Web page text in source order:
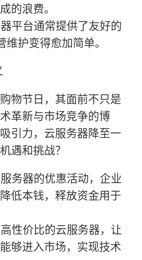
的浪费。
平台通常提供了友好的
护变得愈加简单。
物节日，其面前不只是
革新与市场竞争的博
引力，云服务器降至一
遇和挑战？
务器的优惠活动，企业
低本钱，释放资金用于
性价比的云服务器，让
够进入市场，实现技术